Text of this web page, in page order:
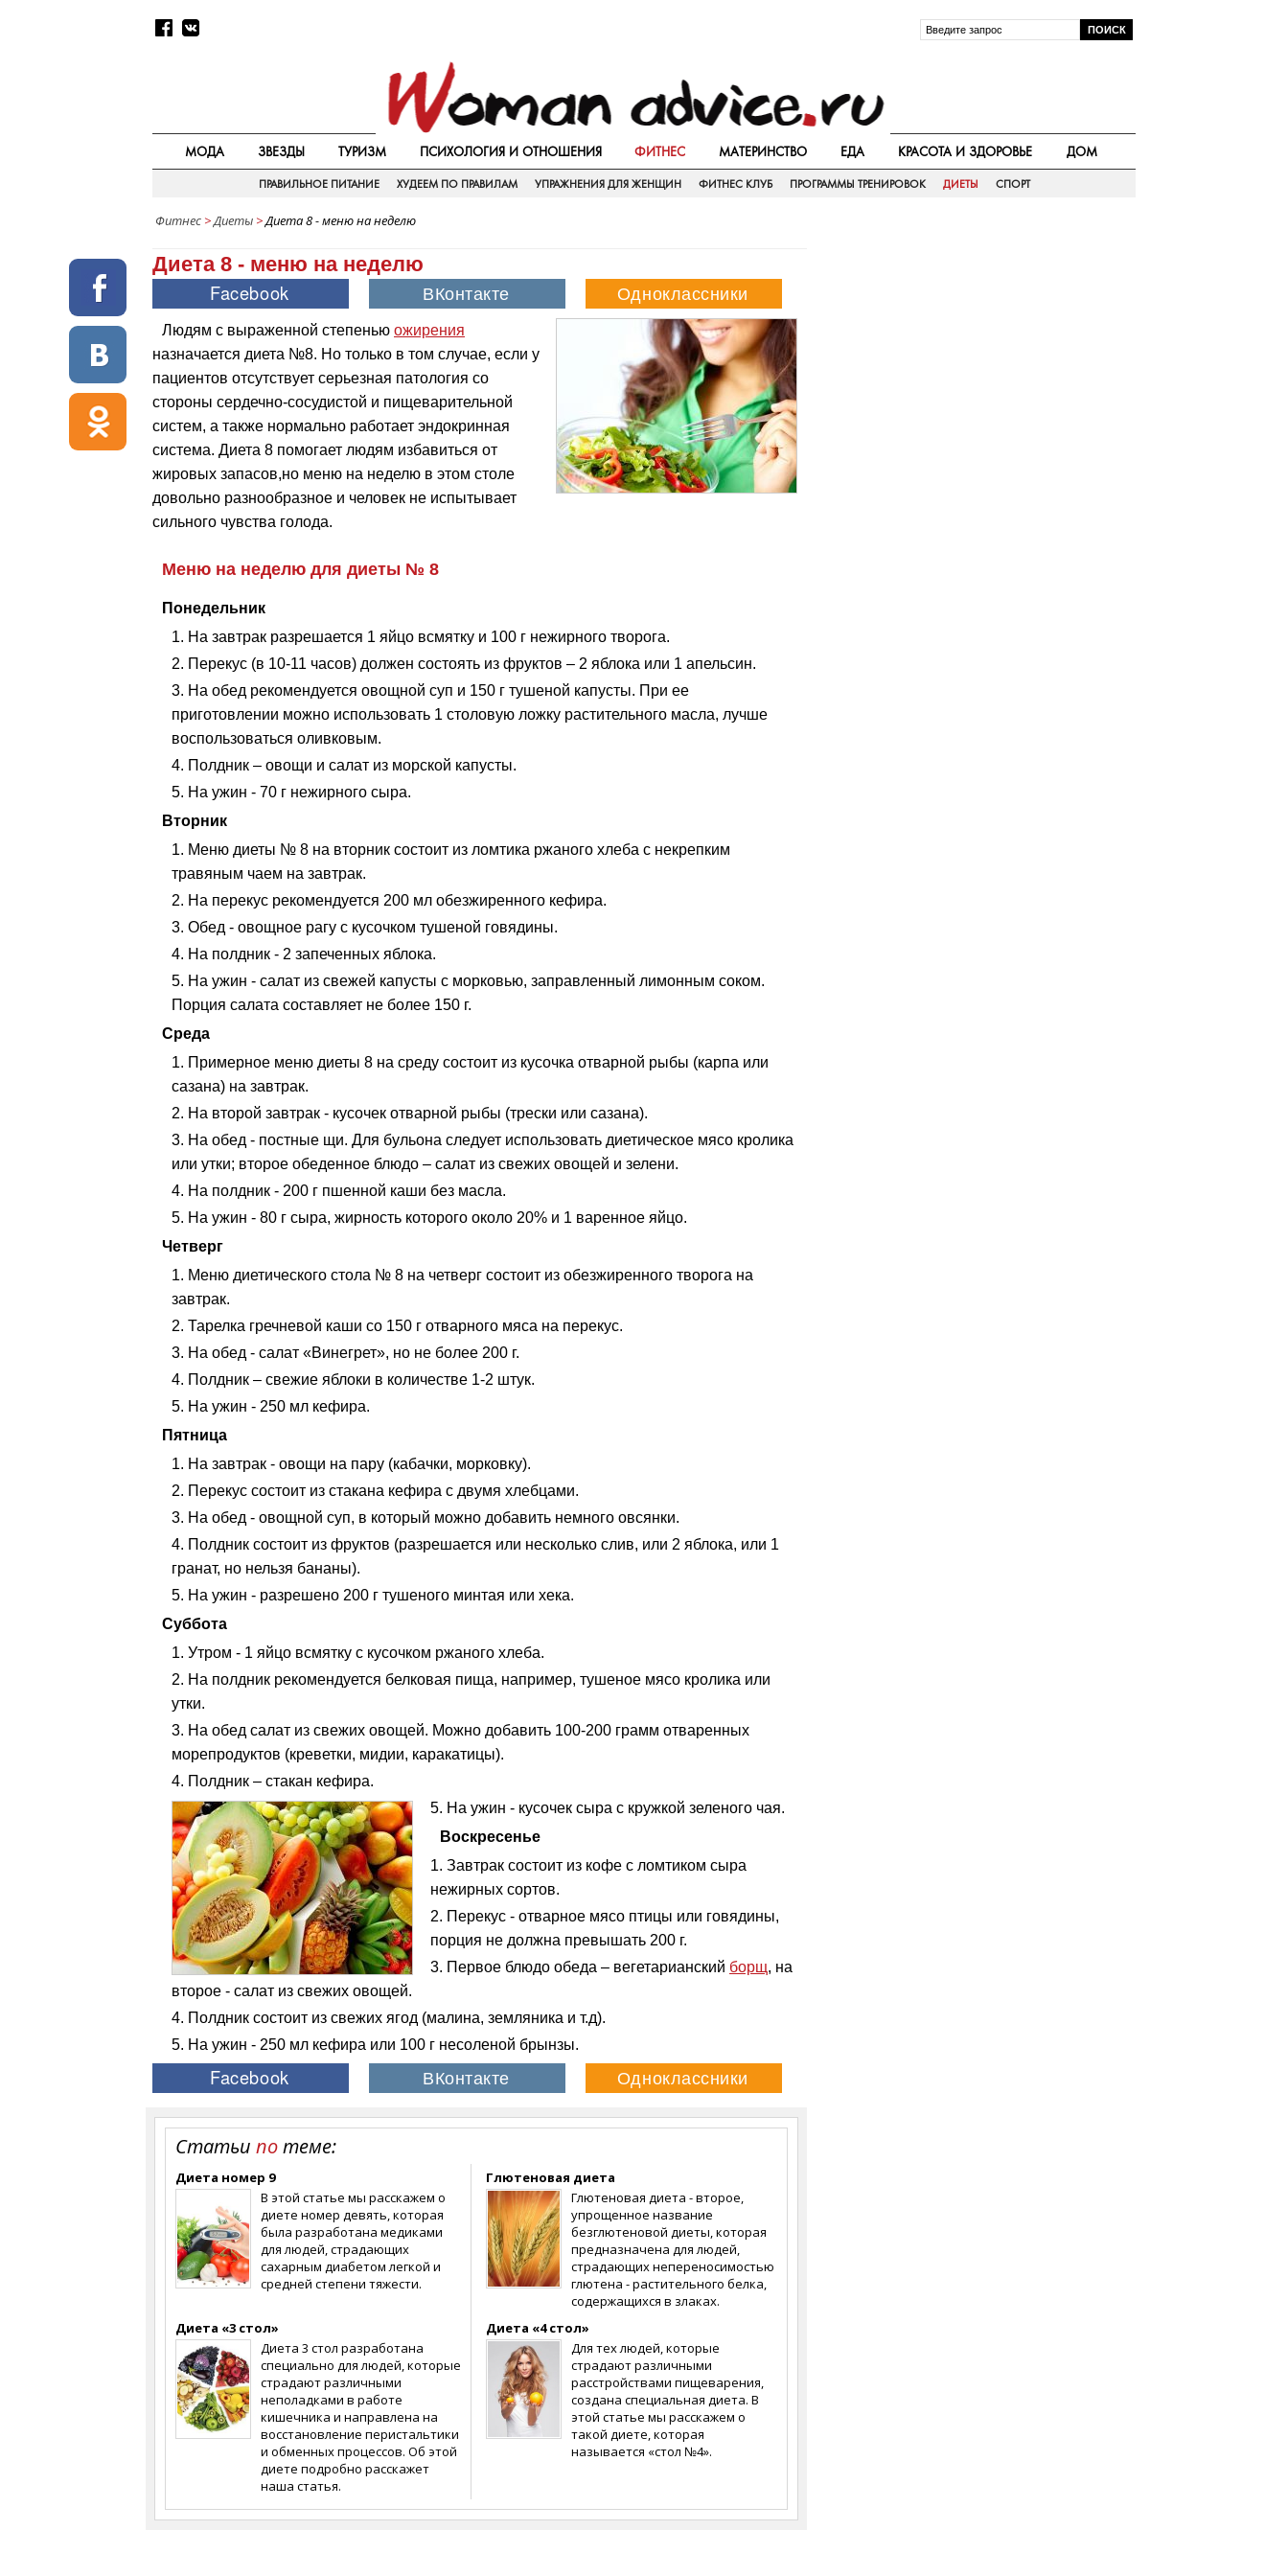
МОДА ЗВЕЗДЫ ТУРИЗМ ПСИХОЛОГИЯ И ОТНОШЕНИЯ ФИТНЕС МАТЕРИНСТВО ЕДА КРАСОТА И ЗДОРОВЬЕ ДОМ
ПРАВИЛЬНОЕ ПИТАНИЕ ХУДЕЕМ ПО ПРАВИЛАМ УПРАЖНЕНИЯ ДЛЯ ЖЕНЩИН ФИТНЕС КЛУБ ПРОГРАММЫ ТРЕНИРОВОК ДИЕТЫ СПОРТ
Фитнес >Диеты >Диета 8 - меню на неделю
Диета 8 - меню на неделю
Людям с выраженной степенью ожирения
назначается диета №8. Но только в том случае, если у
пациентов отсутствует серьезная патология со
стороны сердечно-сосудистой и пищеварительной
систем, а также нормально работает эндокринная
система. Диета 8 помогает людям избавиться от
жировых запасов,но меню на неделю в этом столе
довольно разнообразное и человек не испытывает
сильного чувства голода.
Меню на неделю для диеты № 8
Понедельник
На завтрак разрешается 1 яйцо всмятку и 100 г нежирного творога.
Перекус (в 10-11 часов) должен состоять из фруктов – 2 яблока или 1 апельсин.
На обед рекомендуется овощной суп и 150 г тушеной капусты. При ее
приготовлении можно использовать 1 столовую ложку растительного масла, лучше
воспользоваться оливковым.
Полдник – овощи и салат из морской капусты.
На ужин - 70 г нежирного сыра.
Вторник
Меню диеты № 8 на вторник состоит из ломтика ржаного хлеба с некрепким
травяным чаем на завтрак.
На перекус рекомендуется 200 мл обезжиренного кефира.
Обед - овощное рагу с кусочком тушеной говядины.
На полдник - 2 запеченных яблока.
На ужин - салат из свежей капусты с морковью, заправленный лимонным соком.
Порция салата составляет не более 150 г.
Среда
Примерное меню диеты 8 на среду состоит из кусочка отварной рыбы (карпа или
сазана) на завтрак.
На второй завтрак - кусочек отварной рыбы (трески или сазана).
На обед - постные щи. Для бульона следует использовать диетическое мясо кролика
или утки; второе обеденное блюдо – салат из свежих овощей и зелени.
На полдник - 200 г пшенной каши без масла.
На ужин - 80 г сыра, жирность которого около 20% и 1 варенное яйцо.
Четверг
Меню диетического стола № 8 на четверг состоит из обезжиренного творога на
завтрак.
Тарелка гречневой каши со 150 г отварного мяса на перекус.
На обед - салат «Винегрет», но не более 200 г.
Полдник – свежие яблоки в количестве 1-2 штук.
На ужин - 250 мл кефира.
Пятница
На завтрак - овощи на пару (кабачки, морковку).
Перекус состоит из стакана кефира с двумя хлебцами.
На обед - овощной суп, в который можно добавить немного овсянки.
Полдник состоит из фруктов (разрешается или несколько слив, или 2 яблока, или 1
гранат, но нельзя бананы).
На ужин - разрешено 200 г тушеного минтая или хека.
Суббота
Утром - 1 яйцо всмятку с кусочком ржаного хлеба.
На полдник рекомендуется белковая пища, например, тушеное мясо кролика или
утки.
На обед салат из свежих овощей. Можно добавить 100-200 грамм отваренных
морепродуктов (креветки, мидии, каракатицы).
Полдник – стакан кефира.
На ужин - кусочек сыра с кружкой зеленого чая.
Воскресенье
Завтрак состоит из кофе с ломтиком сыра
нежирных сортов.
Перекус - отварное мясо птицы или говядины,
порция не должна превышать 200 г.
Первое блюдо обеда – вегетарианский борщ, на
второе - салат из свежих овощей.
Полдник состоит из свежих ягод (малина, земляника и т.д).
На ужин - 250 мл кефира или 100 г несоленой брынзы.
Статьи потеме:
Диета номер 9
В этой статье мы расскажем о
диете номер девять, которая
была разработана медиками
для людей, страдающих
сахарным диабетом легкой и
средней степени тяжести.
Глютеновая диета
Глютеновая диета - второе,
упрощенное название
безглютеновой диеты, которая
предназначена для людей,
страдающих непереносимостью
глютена - растительного белка,
содержащихся в злаках.
Диета «3 стол»
Диета 3 стол разработана
специально для людей, которые
страдают различными
неполадками в работе
кишечника и направлена на
восстановление перистальтики
и обменных процессов. Об этой
диете подробно расскажет
наша статья.
Диета «4 стол»
Для тех людей, которые
страдают различными
расстройствами пищеварения,
создана специальная диета. В
этой статье мы расскажем о
такой диете, которая
называется «стол №4».